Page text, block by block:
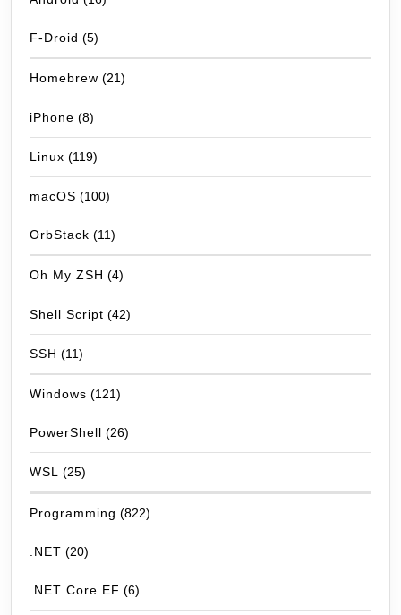
F-Droid (5)
Homebrew (21)
iPhone (8)
Linux (119)
macOS (100)
OrbStack (11)
Oh My ZSH (4)
Shell Script (42)
SSH (11)
Windows (121)
PowerShell (26)
WSL (25)
Programming (822)
.NET (20)
.NET Core EF (6)